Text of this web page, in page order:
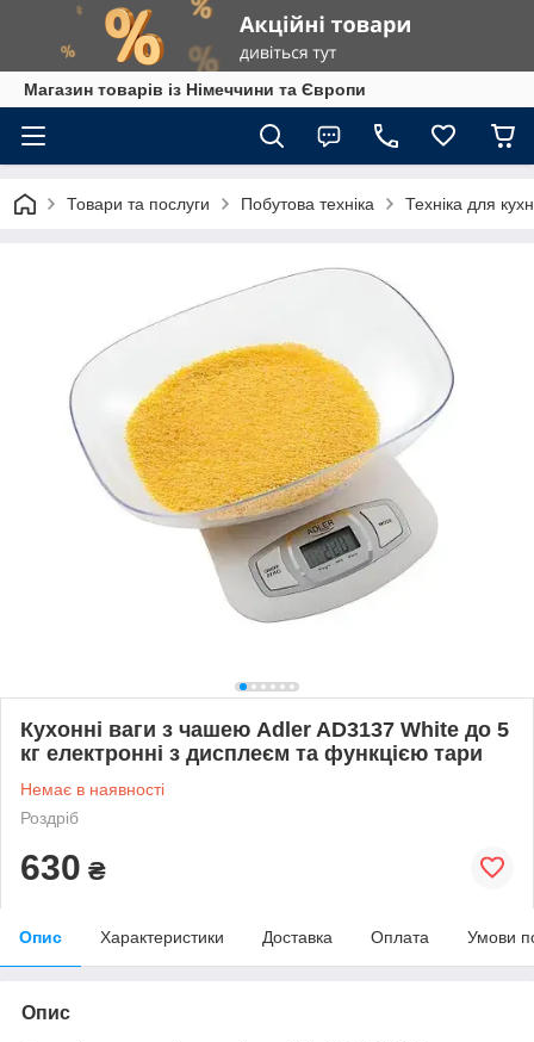
Магазин товарів із Німеччини та Європи
Товари та послуги Побутова техніка Техніка для
Кухонні ваги з чашею Adler AD3137 White до 5
кг електронні з дисплеєм та функцією тари
Немає в наявності
Роздріб
630 ₴
Опис Характеристики Доставка Оплата Умови
Опис